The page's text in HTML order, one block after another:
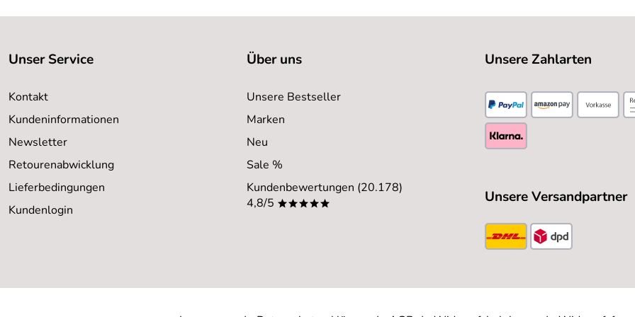
Unser Service
Kontakt
Kundeninformationen
Newsletter
Retourenabwicklung
Lieferbedingungen
Kundenlogin
Über uns
Unsere Bestseller
Marken
Neu
Sale %
Kundenbewertungen (20.178)
4,8/5 *****
Unsere Zahlarten
Unsere Versandpartner